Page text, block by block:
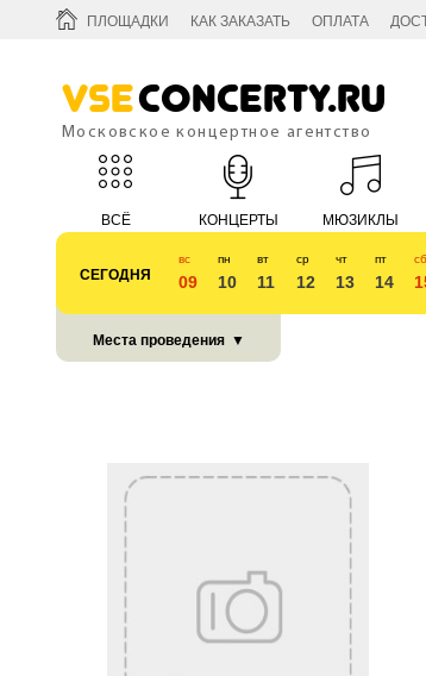
ПЛОЩАДКИ КАК ЗАКАЗАТЬ ОПЛАТА
VseConcerty.ru
Московское концертное агентство
ВСЁ КОНЦЕРТЫ МЮЗИКЛЫ
СЕГОДНЯ
вс
09
пн
10
вт
11
ср
12
чт
13
пт
14
сб
Места проведения ▼